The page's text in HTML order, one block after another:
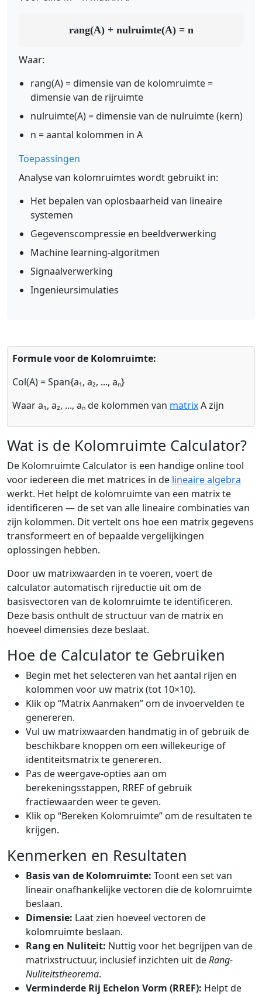
rang(A) + nulruimte(A) = n
Waar:
rang(A) = dimensie van de kolomruimte =
dimensie van de rijruimte
nulruimte(A) = dimensie van de nulruimte (kern)
n = aantal kolommen in A
Toepassingen
Analyse van kolomruimtes wordt gebruikt in:
Het bepalen van oplosbaarheid van lineaire
systemen
Gegevenscompressie en beeldverwerking
Machine learning-algoritmen
Signaalverwerking
Ingenieursimulaties
Formule voor de Kolomruimte:
Col(A) = Span{a₁, a₂, ..., aₙ}
Waar a₁, a₂, ..., aₙ de kolommen van matrixA zijn
Wat is de Kolomruimte Calculator?
De Kolomruimte Calculator is een handige online tool
voor iedereen die met matrices in de lineaire algebra
werkt. Het helpt de kolomruimte van een matrix te
identificeren — de set van alle lineaire combinaties van
zijn kolommen. Dit vertelt ons hoe een matrix gegevens
transformeert en of bepaalde vergelijkingen
oplossingen hebben.
Door uw matrixwaarden in te voeren, voert de
calculator automatisch rijreductie uit om de
basisvectoren van de kolomruimte te identificeren.
Deze basis onthult de structuur van de matrix en
hoeveel dimensies deze beslaat.
Hoe de Calculator te Gebruiken
Begin met het selecteren van het aantal rijen en
kolommen voor uw matrix (tot 10×10).
Klik op “Matrix Aanmaken” om de invoervelden te
genereren.
Vul uw matrixwaarden handmatig in of gebruik de
beschikbare knoppen om een willekeurige of
identiteitsmatrix te genereren.
Pas de weergave-opties aan om
berekeningsstappen, RREF of gebruik
fractiewaarden weer te geven.
Klik op “Bereken Kolomruimte” om de resultaten te
krijgen.
Kenmerken en Resultaten
Basis van de Kolomruimte: Toont een set van
lineair onafhankelijke vectoren die de kolomruimte
beslaan.
Dimensie: Laat zien hoeveel vectoren de
kolomruimte beslaan.
Rang en Nuliteit: Nuttig voor het begrijpen van de
matrixstructuur, inclusief inzichten uit deRang-
Nuliteitstheorema.
Verminderde Rij Echelon Vorm (RREF): Helpt de